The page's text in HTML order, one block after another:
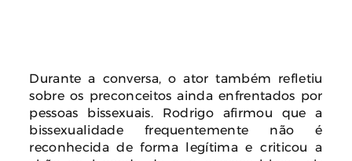
Durante a conversa, o ator também refletiu
sobre os preconceitos ainda enfrentados por
pessoas bissexuais. Rodrigo afirmou que a
bissexualidade frequentemente não é
reconhecida de forma legítima e criticou a